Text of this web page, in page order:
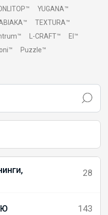
28
143
YUGANA™
TEXTURA™
L-CRAFT™
El™
Puzzle™